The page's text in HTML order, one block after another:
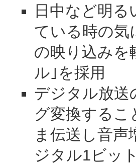
日中など明
ている時の気
の映り込みを
ル｣を採用
デジタル放送
グ変換する
ま伝送し音声
ジタル1ビッ